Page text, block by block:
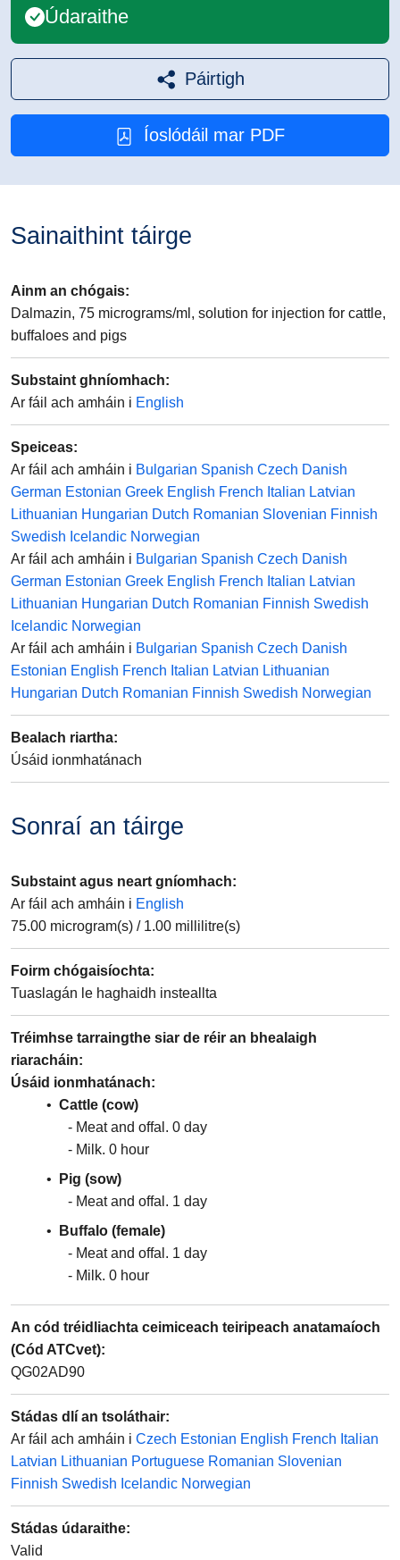
Údaraithe
Páirtigh
Íoslódáil mar PDF
Sainaithint táirge
Ainm an chógais:
Dalmazin, 75 micrograms/ml, solution for injection for cattle,
buffaloes and pigs
Substaint ghníomhach:
Ar fáil ach amháin i English
Speiceas:
Ar fáil ach amháin i Bulgarian Spanish Czech Danish
German Estonian Greek English French Italian Latvian
Lithuanian Hungarian Dutch Romanian Slovenian Finnish
Swedish Icelandic Norwegian
Ar fáil ach amháin i Bulgarian Spanish Czech Danish
German Estonian Greek English French Italian Latvian
Lithuanian Hungarian Dutch Romanian Finnish Swedish
Icelandic Norwegian
Ar fáil ach amháin i Bulgarian Spanish Czech Danish
Estonian English French Italian Latvian Lithuanian
Hungarian Dutch Romanian Finnish Swedish Norwegian
Bealach riartha:
Úsáid ionmhatánach
Sonraí an táirge
Substaint agus neart gníomhach:
Ar fáil ach amháin i English
75.00 microgram(s) / 1.00 millilitre(s)
Foirm chógaisíochta:
Tuaslagán le haghaidh insteallta
Tréimhse tarraingthe siar de réir an bhealaigh
riaracháin:
Úsáid ionmhatánach
Cattle (cow)
Meat and offal
0 day
Milk 0 hour
Pig (sow)
Meat and offal
1 day
Buffalo (female)
Meat and offal
1 day
Milk 0 hour
An cód tréidliachta ceimiceach teiripeach anatamaíoch
(Cód ATCvet):
QG02AD90
Stádas dlí an tsoláthair:
Ar fáil ach amháin i Czech Estonian English French Italian
Latvian Lithuanian Portuguese Romanian Slovenian
Finnish Swedish Icelandic Norwegian
Stádas údaraithe:
Valid